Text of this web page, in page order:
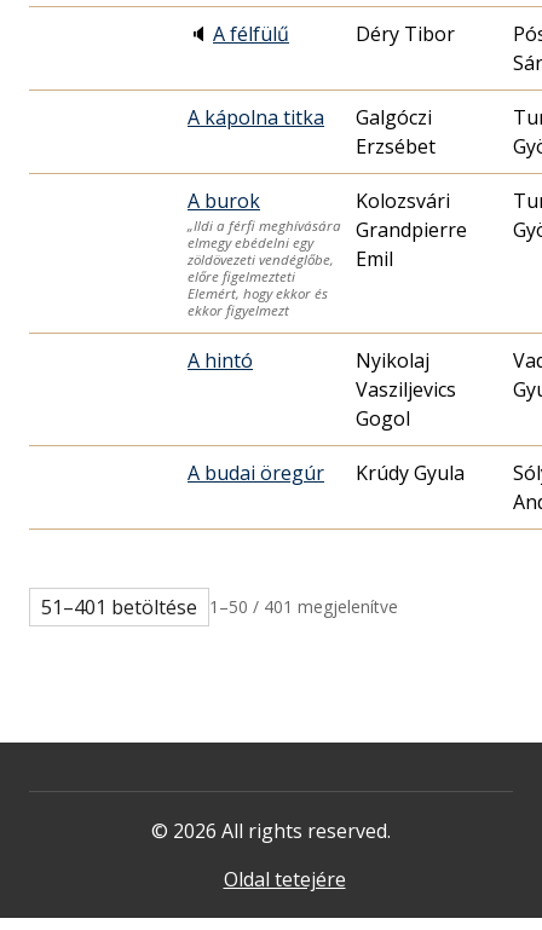
🔈 A félfülű Déry Tibor
A kápolna titka
Galgóczi
Erzsébet
A burok
„Ildi a férfi meghívására
elmegy ebédelni egy
zöldövezeti vendéglőbe,
előre figelmezteti
Elemért, hogy ekkor és
ekkor figyelmezt
Kolozsvári
Grandpierre
Emil
A hintó
Nyikolaj
Vasziljevics
Gogol
A budai öregúr Krúdy Gyula
51–401 betöltése 1–50 / 401 megjelenítve
© 2026 All rights reserved.
Oldal tetejére